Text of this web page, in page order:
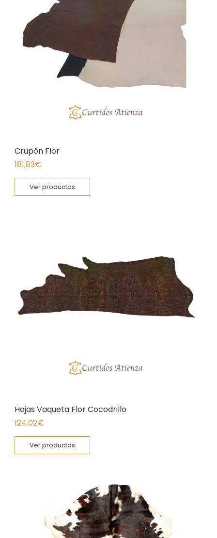
Crupón Flor
181,83€
Ver productos
Hojas Vaqueta Flor Cocodrillo
124,02€
Ver productos